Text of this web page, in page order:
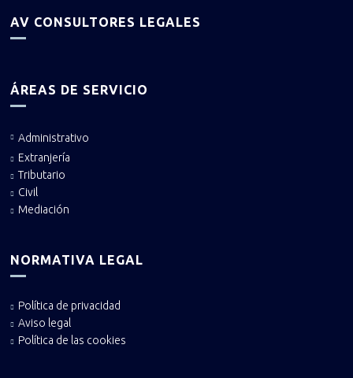
AV CONSULTORES LEGALES
ÁREAS DE SERVICIO
Administrativo
Extranjería
Tributario
Civil
Mediación
NORMATIVA LEGAL
Política de privacidad
Aviso legal
Política de las cookies